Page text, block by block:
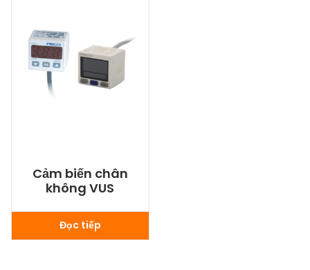
Cảm biến chân
không VUS
Đọc tiếp